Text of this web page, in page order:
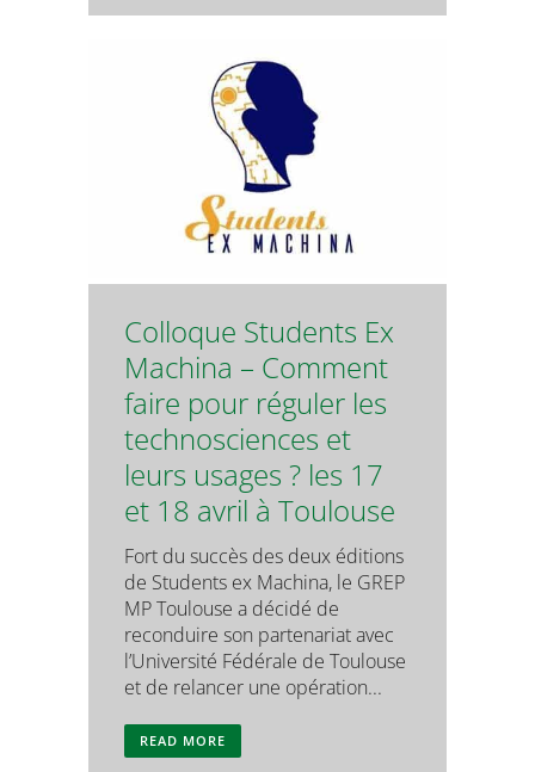
Colloque Students Ex
Machina – Comment
faire pour réguler les
technosciences et
leurs usages ? les 17
et 18 avril à Toulouse
Fort du succès des deux éditions
de Students ex Machina, le GREP
MP Toulouse a décidé de
reconduire son partenariat avec
l’Université Fédérale de Toulouse
et de relancer une opération...
READ MORE